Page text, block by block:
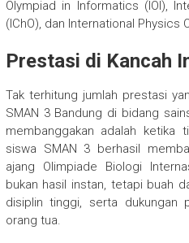
Olympiad in Informatics (IOI),
(IChO), dan International Physics
Prestasi di Kancah
Tak terhitung jumlah prestasi
SMAN 3 Bandung di bidang
membanggakan adalah ketika
siswa SMAN 3 berhasil
ajang Olimpiade Biologi
bukan hasil instan, tetapi buah
disiplin tinggi, serta dukungan
orang tua.